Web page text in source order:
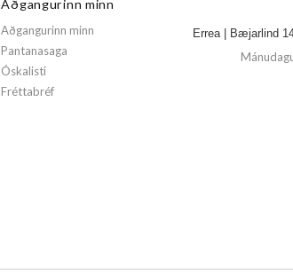
Aðgangurinn minn
Aðgangurinn minn
Pantanasaga
Óskalisti
Fréttabréf
Errea | Bæjarlind